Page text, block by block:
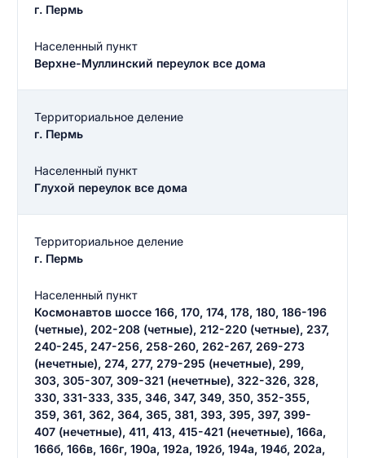
г. Пермь
Населенный пункт
Верхне-Муллинский переулок все дома
Территориальное деление
г. Пермь
Населенный пункт
Глухой переулок все дома
Территориальное деление
г. Пермь
Населенный пункт
Космонавтов шоссе 166, 170, 174, 178, 180, 186-196
(четные), 202-208 (четные), 212-220 (четные), 237,
240-245, 247-256, 258-260, 262-267, 269-273
(нечетные), 274, 277, 279-295 (нечетные), 299,
303, 305-307, 309-321 (нечетные), 322-326, 328,
330, 331-333, 335, 346, 347, 349, 350, 352-355,
359, 361, 362, 364, 365, 381, 393, 395, 397, 399-
407 (нечетные), 411, 413, 415-421 (нечетные), 166а,
166б, 166в, 166г, 190а, 192а, 192б, 194а, 194б, 202а,
Введите свое имя
Введите свой e-mail
Текст отзыва
Введите свое имя
Введите свой номер телефона